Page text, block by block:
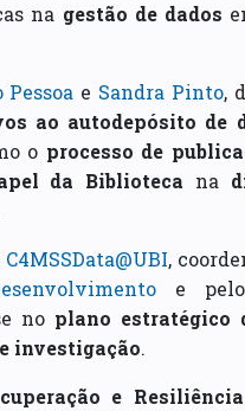
na gestão de dados
Pessoa e Sandra Pinto,
ao autodepósito de
o processo de
da Biblioteca na
C4MSSData@UBI,
e
no plano estratégico
investigação.
e Resiliência